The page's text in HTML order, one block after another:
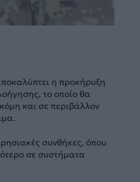
η προκήρυξη
το οποίο θα
και σε περιβάλλον
συνθήκες, όπου
σε συστήματα